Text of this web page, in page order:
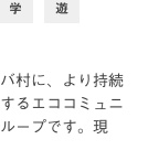
学 遊
村に、より持続
るエココミュニ
ープです。現